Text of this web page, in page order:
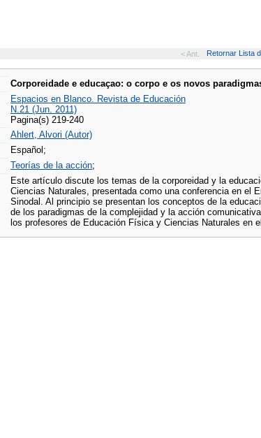
< Ant. Retornar Lista
Corporeidade e educaçao: o corpo e os novos
Espacios en Blanco. Revista de Educación
N.21 (Jun. 2011)
Pagina(s) 219-240
Ahlert, Alvori (Autor)
Español;
Teorías de la acción;
Este artículo discute los temas de la corporeidad y la
Ciencias Naturales, presentada como una conferencia en el
Sinodal. Al principio se presentan los conceptos de la
de los paradigmas de la complejidad y la acción
los profesores de Educación Física y Ciencias Naturales en